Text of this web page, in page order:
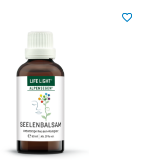
favorite_border